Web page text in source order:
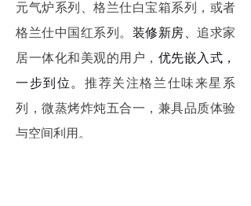
元气炉系列、格兰仕白宝箱系列，或者
格兰仕中国红系列。 装修新房、 追求家
居一体化和美观的用户， 优先嵌入式，
一步到位。 推荐关注格兰仕味来星系
列，微蒸烤炸炖五合一，兼具品质体验
与空间利用。